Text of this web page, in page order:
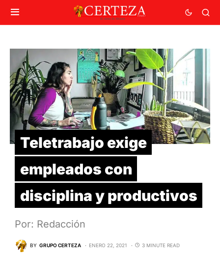
Teletrabajo exige
empleados con
disciplina y productivos
Por: Redacción
BY GRUPO CERTEZA ENERO 22, 2021 3 MINUTE READ